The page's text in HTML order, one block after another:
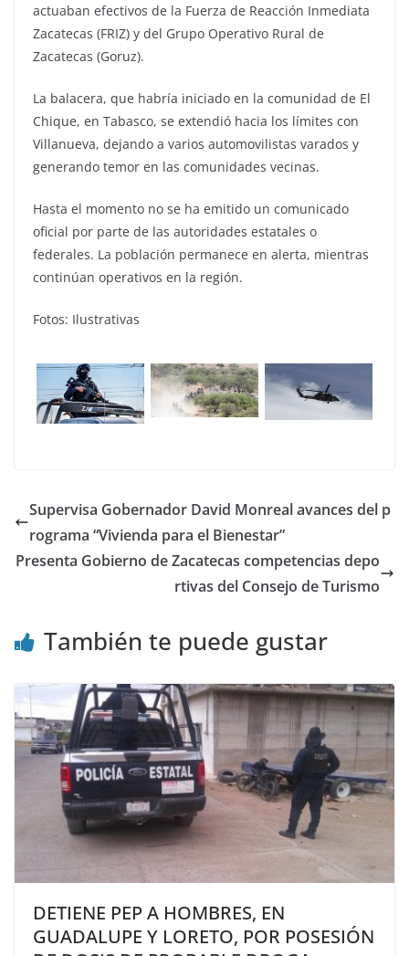
actuaban efectivos de la Fuerza de Reacción Inmediata
Zacatecas (FRIZ) y del Grupo Operativo Rural de
Zacatecas (Goruz).
La balacera, que habría iniciado en la comunidad de El
Chique, en Tabasco, se extendió hacia los límites con
Villanueva, dejando a varios automovilistas varados y
generando temor en las comunidades vecinas.
Hasta el momento no se ha emitido un comunicado
oficial por parte de las autoridades estatales o
federales. La población permanece en alerta, mientras
continúan operativos en la región.
Fotos: Ilustrativas
Supervisa Gobernador David Monreal avances del p
rograma “Vivienda para el Bienestar”
Presenta Gobierno de Zacatecas competencias depo
rtivas del Consejo de Turismo
También te puede gustar
DETIENE PEP A HOMBRES, EN
GUADALUPE Y LORETO, POR POSESIÓN